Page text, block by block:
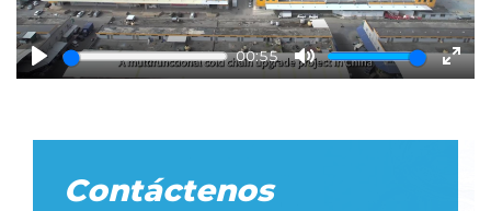
Play
00:55
Mute
Contáctenos